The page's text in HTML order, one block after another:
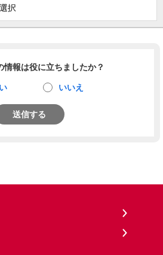
択
情報は役に立ちましたか？
いいえ
送信する